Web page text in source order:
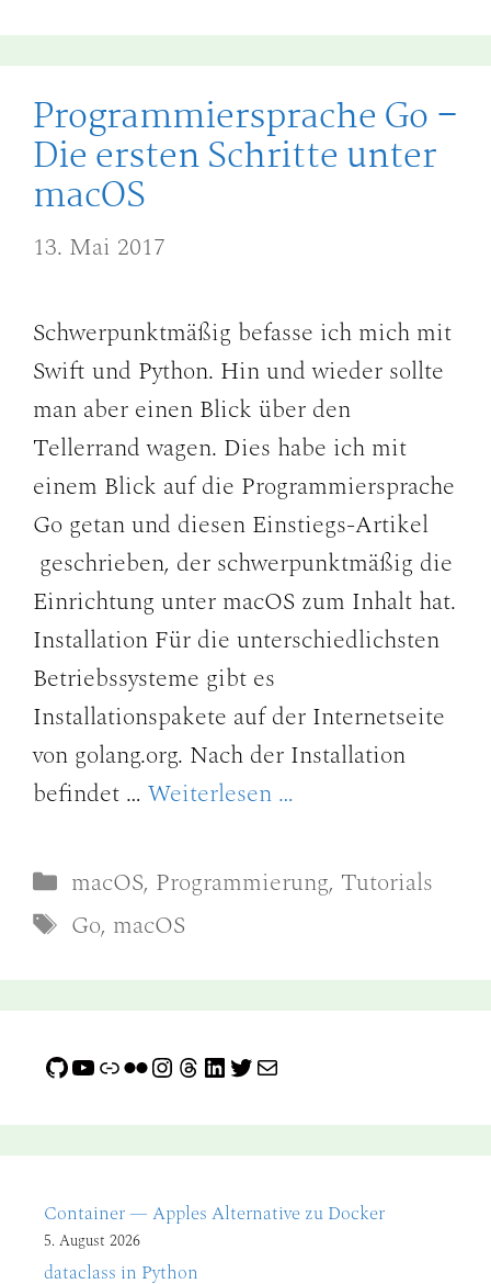
Programmiersprache Go –
Die ersten Schritte unter
macOS
13. Mai 2017
Schwerpunktmäßig befasse ich mich mit
Swift und Python. Hin und wieder sollte
man aber einen Blick über den
Tellerrand wagen. Dies habe ich mit
einem Blick auf die Programmiersprache
Go getan und diesen Einstiegs-Artikel
geschrieben, der schwerpunktmäßig die
Einrichtung unter macOS zum Inhalt hat.
Installation Für die unterschiedlichsten
Betriebssysteme gibt es
Installationspakete auf der Internetseite
von golang.org. Nach der Installation
befindet … Weiterlesen …
Kategorien
macOS, Programmierung, Tutorials
Schlagwörter
Go, macOS
GitHub
YouTube
LinkFlickr
Instagram
Threads
LinkedIn
Twitter
E-Mail
Container — Apples Alternative zu Docker
5. August 2026
dataclass in Python